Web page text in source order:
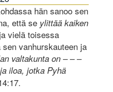
hän sanoo sen
että se ylittää kaiken
vielä toisessa
vanhurskauteen ja
valtakunta on – – –
iloa, jotka Pyhä